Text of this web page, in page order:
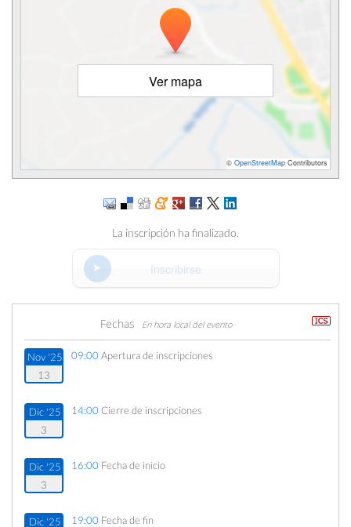
Ver mapa
© OpenStreetMap Contributors
La inscripción ha finalizado.
Inscribirse
Fechas En hora local del evento
Nov '25
13
09:00 Apertura de inscripciones
Dic '25
3
14:00 Cierre de inscripciones
Dic '25
3
16:00 Fecha de inicio
Dic '25
19:00 Fecha de fin